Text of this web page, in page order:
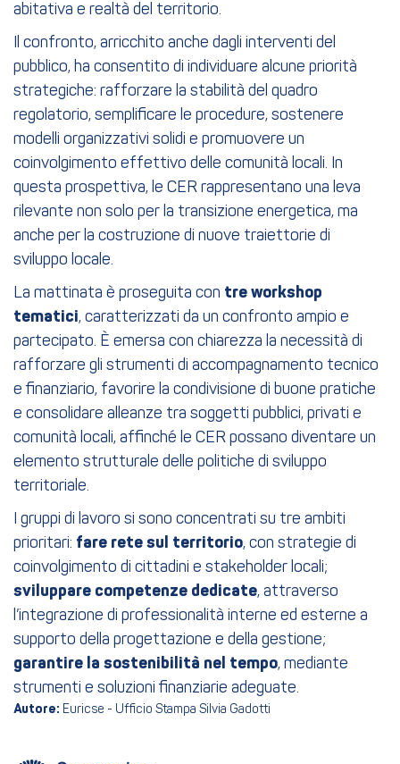
abitativa e realtà del territorio.
Il confronto, arricchito anche dagli interventi del
pubblico, ha consentito di individuare alcune priorità
strategiche: rafforzare la stabilità del quadro
regolatorio, semplificare le procedure, sostenere
modelli organizzativi solidi e promuovere un
coinvolgimento effettivo delle comunità locali. In
questa prospettiva, le CER rappresentano una leva
rilevante non solo per la transizione energetica, ma
anche per la costruzione di nuove traiettorie di
sviluppo locale.
La mattinata è proseguita con tre workshop
tematici, caratterizzati da un confronto ampio e
partecipato. È emersa con chiarezza la necessità di
rafforzare gli strumenti di accompagnamento tecnico
e finanziario, favorire la condivisione di buone pratiche
e consolidare alleanze tra soggetti pubblici, privati e
comunità locali, affinché le CER possano diventare un
elemento strutturale delle politiche di sviluppo
territoriale.
I gruppi di lavoro si sono concentrati su tre ambiti
prioritari: fare rete sul territorio, con strategie di
coinvolgimento di cittadini e stakeholder locali;
sviluppare competenze dedicate, attraverso
l’integrazione di professionalità interne ed esterne a
supporto della progettazione e della gestione;
garantire la sostenibilità nel tempo, mediante
strumenti e soluzioni finanziarie adeguate.
Autore: Euricse - Ufficio Stampa Silvia Gadotti